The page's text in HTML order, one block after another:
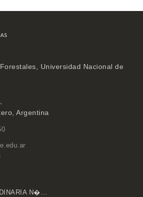
Universidad Nacional de
Argentina
N�...